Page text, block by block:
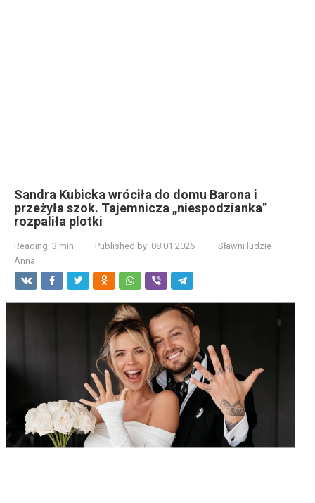
Sandra Kubicka wróciła do domu Barona i
przeżyła szok. Tajemnicza „niespodzianka”
rozpaliła plotki
Reading: 3 min Published by: 08.01.2026
Sławni ludzie
Anna